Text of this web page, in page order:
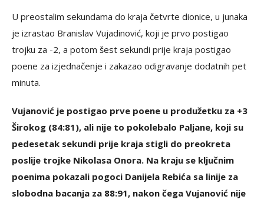
U preostalim sekundama do kraja četvrte dionice, u junaka
je izrastao Branislav Vujadinović, koji je prvo postigao
trojku za -2, a potom šest sekundi prije kraja postigao
poene za izjednačenje i zakazao odigravanje dodatnih pet
minuta.
Vujanović je postigao prve poene u produžetku za +3
Širokog (84:81), ali nije to pokolebalo Paljane, koji su
pedesetak sekundi prije kraja stigli do preokreta
poslije trojke Nikolasa Onora. Na kraju se ključnim
poenima pokazali pogoci Danijela Rebića sa linije za
slobodna bacanja za 88:91, nakon čega Vujanović nije